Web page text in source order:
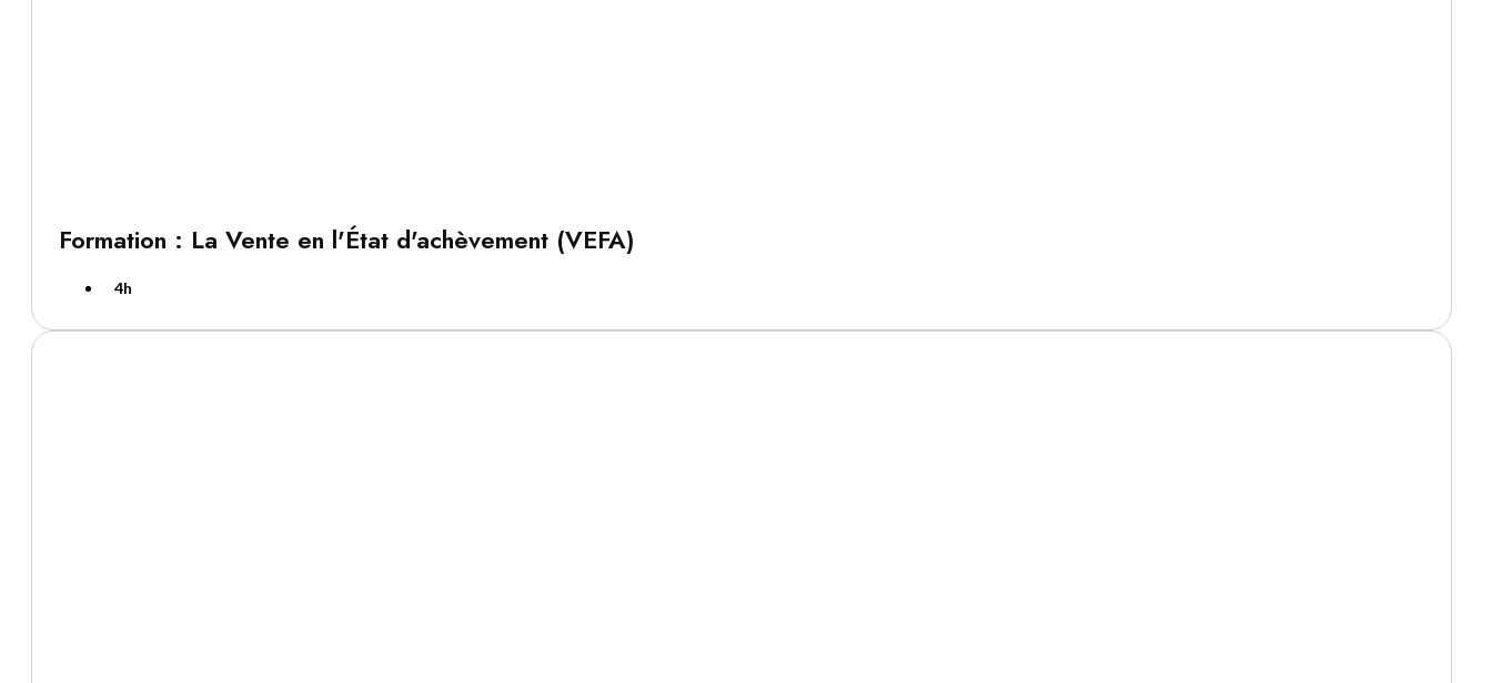
Formation : La Vente en l'État d'achèvement (VEFA)
4h